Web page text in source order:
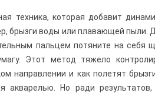
техника, которая добавит
брызги воды или плавающей
пальцем потяните на себя
Этот метод тяжело
направлении и как полетят
акварелью. Но ради